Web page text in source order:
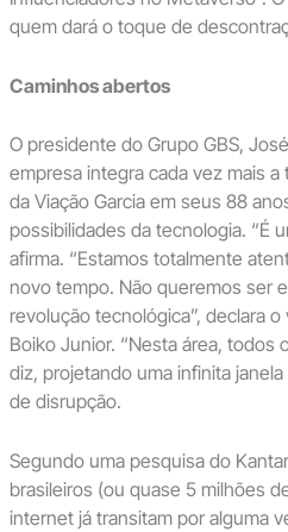
quem dará o toque de
Caminhos abertos
O presidente do Grupo GBS,
empresa integra cada vez mais a
da Viação Garcia em seus 88
possibilidades da tecnologia. “É
afirma. “Estamos totalmente
novo tempo. Não queremos ser
revolução tecnológica”, declara
Boiko Junior. “Nesta área, todos
diz, projetando uma infinita
de disrupção.
Segundo uma pesquisa do
brasileiros (ou quase 5 milhões
internet já transitam por alguma